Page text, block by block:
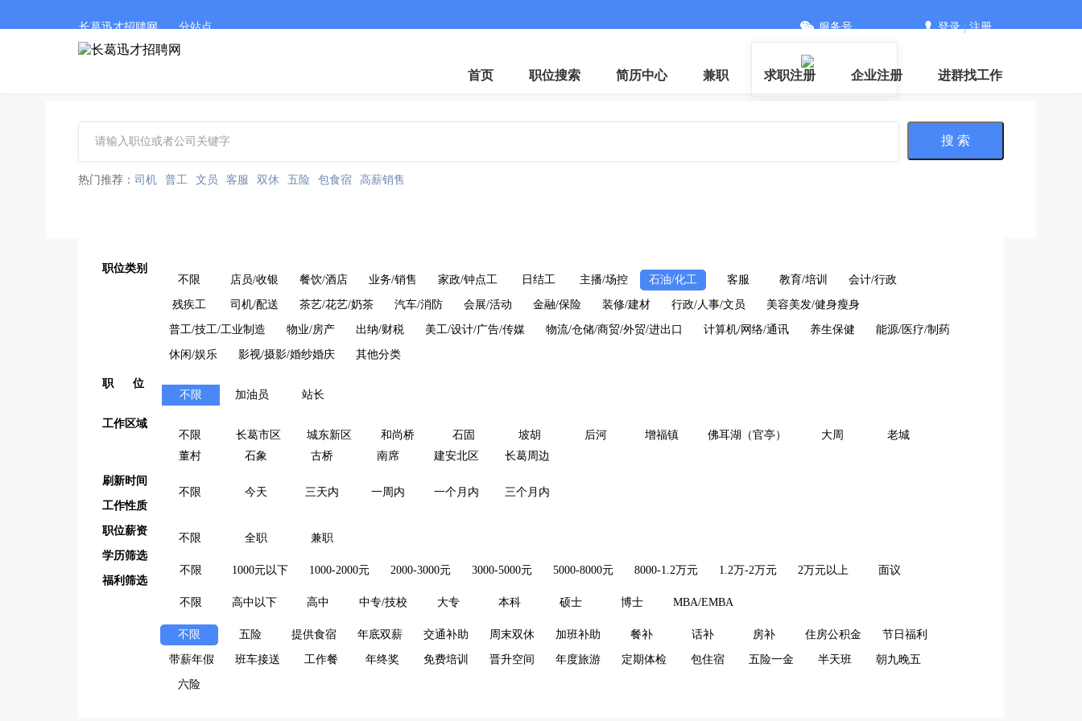
长葛迅才招聘网 分站点 服务号 登录|注册
首页 职位搜索 简历中心 兼职 求职注册 企业注册 进群找工作
搜 索
热门推荐： 司机 普工 文员 客服 双休 五险 包食宿 高薪销售
职位类别
不限
店员/收银 餐饮/酒店 业务/销售 家政/钟点工 日结工 主播/场控 石油/化工 客服 教育/培训 会计/行政
残疾工 司机/配送 茶艺/花艺/奶茶 汽车/消防 会展/活动 金融/保险 装修/建材 行政/人事/文员 美容美发/健身瘦身
普工/技工/工业制造 物业/房产 出纳/财税 美工/设计/广告/传媒 物流/仓储/商贸/外贸/进出口 计算机/网络/通讯 养生保健 能源/医疗/制药
休闲/娱乐 影视/摄影/婚纱婚庆 其他分类
职 位
不限
加油员 站长
工作区域
不限
长葛市区 城东新区 和尚桥 石固 坡胡 后河 增福镇 佛耳湖（官亭） 大周
老城
董村
石象 古桥 南席 建安北区 长葛周边
刷新时间
不限
今天 三天内 一周内 一个月内
三个月内
工作性质
不限 全职 兼职
职位薪资
不限 1000元以下 1000-2000元 2000-3000元 3000-5000元 5000-8000元 8000-1.2万元 1.2万-2万元 2万元以上 面议
学历筛选
不限 高中以下 高中 中专/技校 大专 本科 硕士 博士 MBA/EMBA
福利筛选
不限 五险 提供食宿 年底双薪 交通补助 周末双休 加班补助 餐补 话补 房补 住房公积金 节日福利
带薪年假 班车接送 工作餐 年终奖 免费培训 晋升空间 年度旅游 定期体检 包住宿 五险一金 半天班 朝九晚五
六险